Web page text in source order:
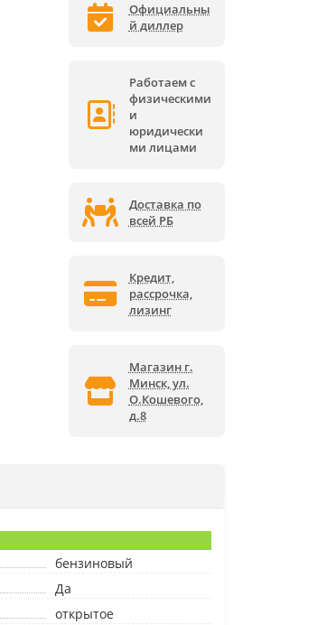
Официальны
й диллер
Работаем с
физическими
и
юридически
ми лицами
Доставка по
всей РБ
Кредит,
рассрочка,
лизинг
Магазин г.
Минск, ул.
О.Кошевого,
д.8
бензиновый
Да
открытое